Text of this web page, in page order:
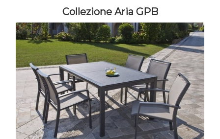
Collezione Aria GPB